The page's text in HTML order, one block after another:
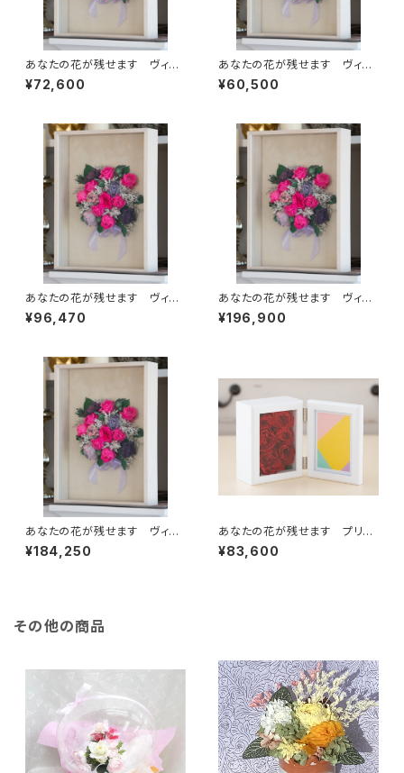
あなたの花が残せます ヴィン
テージ デコ スクエアＳ（複
色）
¥72,600
あなたの花が残せます ヴィン
テージ デコ スクエアＳ（単
色）
¥60,500
あなたの花が残せます ヴィン
テージ デコ A5 (単色)
¥96,470
あなたの花が残せます ヴィン
テージ デコ A3 (複色)
¥196,900
あなたの花が残せます ヴィン
テージ デコ A3 (単色)
¥184,250
あなたの花が残せます プリフ
ォトフレーム Ｓ (複色)
¥83,600
その他の商品